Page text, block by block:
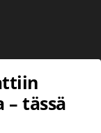
– tässä